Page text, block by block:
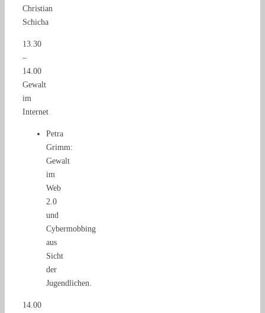
Christian
Schicha
13.30
–
14.00
Gewalt
im
Internet
Petra
Grimm:
Gewalt
im
Web
2.0
und
Cybermobbing
aus
Sicht
der
Jugendlichen.
14.00